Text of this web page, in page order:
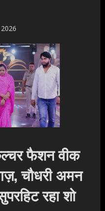
फैशन वीक
चौधरी अमन
रहा शो